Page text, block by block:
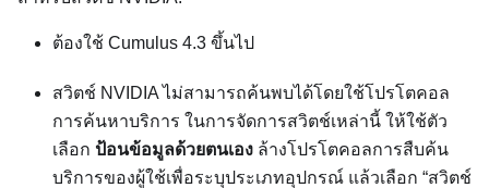
ต้องใช้ Cumulus 4.3 ขึ้นไป
สวิตช์ NVIDIA ไม่สามารถค้นพบได้โดยใช้โปรโตคอล
การค้นหาบริการ ในการจัดการสวิตช์เหล่านี้ ให้ใช้ตัว
เลือก ป้อนข้อมูลด้วยตนเอง ล้างโปรโตคอลการสืบค้น
บริการของผู้ใช้เพื่อระบุประเภทอุปกรณ์ แล้วเลือก “สวิตช์